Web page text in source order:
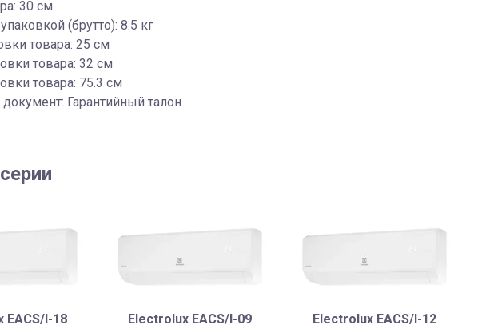
30 см
(брутто): 8.5 кг
товара: 25 см
товара: 32 см
товара: 75.3 см
Гарантийный талон
EACS/I-18
Electrolux EACS/I-09
Electrolux EACS/I-12